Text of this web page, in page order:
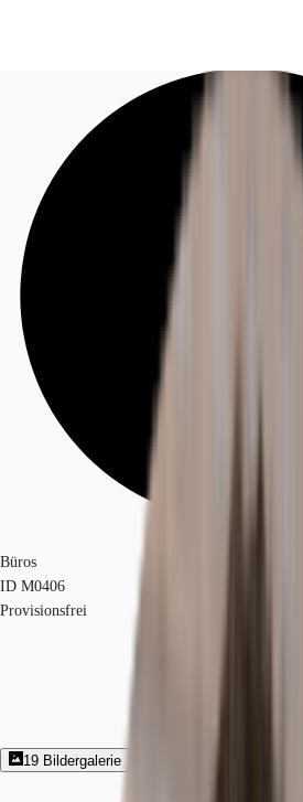
Investieren
Marktinformationen
Ihre Ansprechpartner
Jetzt anrufen Kontaktieren Sie
Büros
ID M0406
Provisionsfrei
19 Bildergalerie